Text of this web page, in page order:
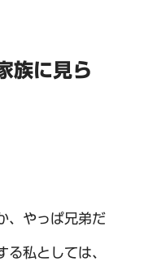
族に見ら
、やっぱ兄弟だ
る私としては、